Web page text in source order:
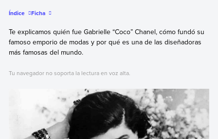
Índice Ficha
Te explicamos quién fue Gabrielle “Coco” Chanel, cómo fundó su
famoso emporio de modas y por qué es una de las diseñadoras
más famosas del mundo.
Tu navegador no soporta la lectura en voz alta.